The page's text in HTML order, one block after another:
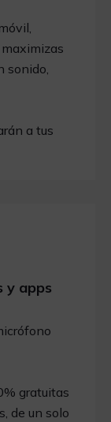
sonido,
a tus
y apps
gratuitas
de un solo